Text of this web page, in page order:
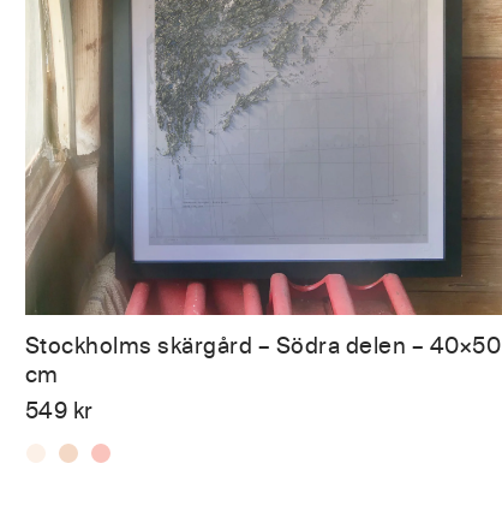
Stockholms skärgård – Södra delen – 40×50
cm
549 kr